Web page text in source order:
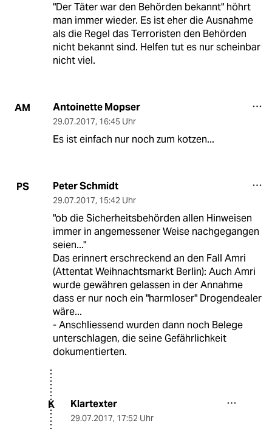
"Der Täter war den Behörden bekannt" höhrt
man immer wieder. Es ist eher die Ausnahme
als die Regel das Terroristen den Behörden
nicht bekannt sind. Helfen tut es nur scheinbar
nicht viel.
AM Antoinette Mopser
29.07.2017, 16:45 Uhr
Es ist einfach nur noch zum kotzen...
PS Peter Schmidt
29.07.2017, 15:42 Uhr
"ob die Sicherheitsbehörden allen Hinweisen
immer in angemessener Weise nachgegangen
seien..."
Das erinnert erschreckend an den Fall Amri
(Attentat Weihnachtsmarkt Berlin): Auch Amri
wurde gewähren gelassen in der Annahme
dass er nur noch ein "harmloser" Drogendealer
wäre...
- Anschliessend wurden dann noch Belege
unterschlagen, die seine Gefährlichkeit
dokumentierten.
K Klartexter
29.07.2017, 17:52 Uhr